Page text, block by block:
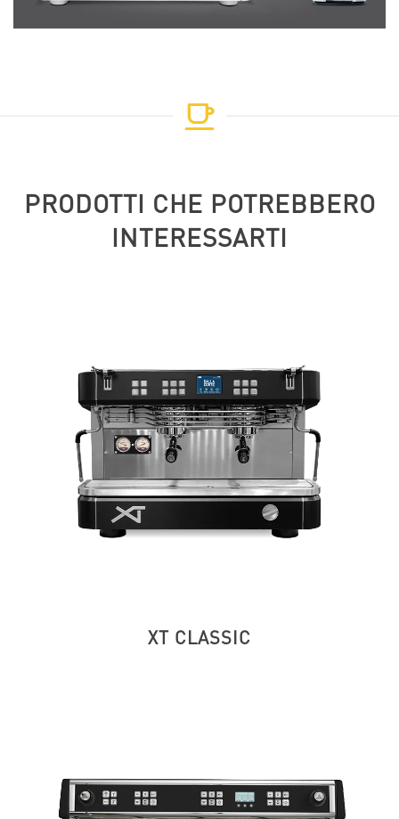
PRODOTTI CHE POTREBBERO
INTERESSARTI
XT CLASSIC